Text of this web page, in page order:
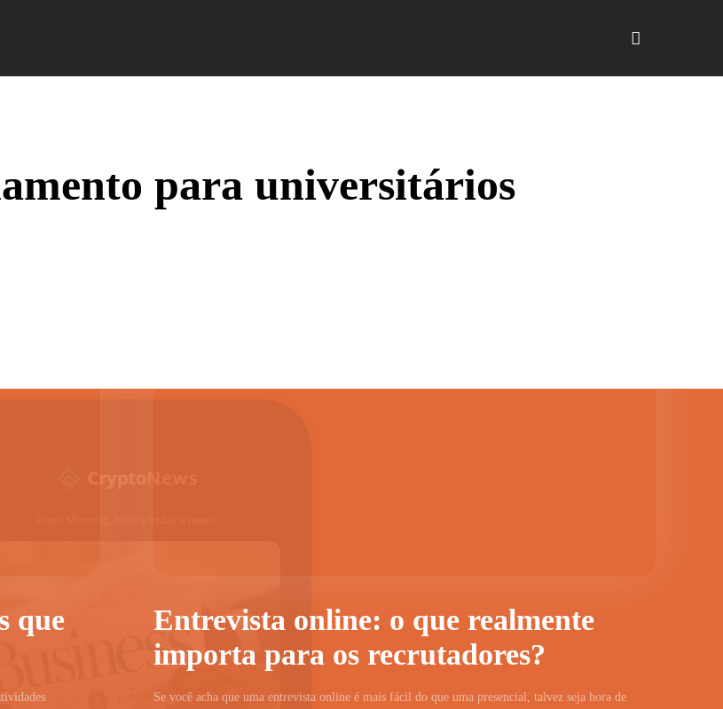
para universitários
que
Entrevista online: o que realmente
importa para os recrutadores?
Se você acha que uma entrevista online é mais fácil do que uma presencial, talvez seja hora de